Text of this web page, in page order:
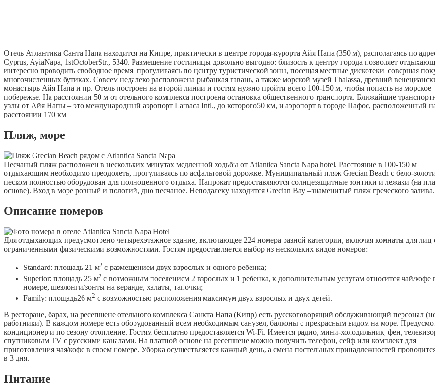
Отель Атлантика Санта Напа находится на Кипре, практически в центре города-курорта Айя Напа (350 м), располагаясь по
Cyprus, AyiaNapa, 1stOctoberStr., 5340. Размещение гостиницы довольно выгодно: близость к центру города позволяет
интересно проводить свободное время, прогуливаясь по центру туристической зоны, посещая местные дискотеки, совершая
многочисленных бутиках. Совсем недалеко расположена рыбацкая гавань, а также морской музей Thalassa, древний
монастырь Айя Напа и пр. Отель построен на второй линии и гостям нужно пройти всего 100-150 м, чтобы попасть на морское
побережье. На расстоянии 50 м от отельного комплекса построена остановка общественного транспорта. Ближайшие
узлы от Айя Напы – это международный аэропорт Larnaca Intl., до которого50 км, и аэропорт в городе Пафос, расположенный
расстоянии 170 км.
Пляж, море
Песчаный пляж расположен в нескольких минутах медленной ходьбы от Atlantica Sancta Napa hotel. Расстояние в 100-150 м
отдыхающим необходимо преодолеть, прогуливаясь по асфальтовой дорожке. Муниципальный пляж Grecian Beach с бело-
песком полностью оборудован для полноценного отдыха. Напрокат предоставляются солнцезащитные зонтики и лежаки (на
основе). Вход в море ровный и пологий, дно песчаное. Неподалеку находится Grecian Bay –знаменитый пляж греческого залива.
Описание номеров
Для отдыхающих предусмотрено четырехэтажное здание, включающее 224 номера разной категории, включая комнаты для лиц
ограниченными физическими возможностями. Гостям предоставляется выбор из нескольких видов номеров:
Standard: площадь 21 м2 с размещением двух взрослых и одного ребенка;
Superior: площадь 25 м2 с возможным поселением 2 взрослых и 1 ребенка, к дополнительным услугам относится чай/кофе
номере, шезлонги/зонты на веранде, халаты, тапочки;
Family: площадь26 м2 с возможностью расположения максимум двух взрослых и двух детей.
В ресторане, барах, на ресепшене отельного комплекса Санкта Напа (Кипр) есть русскоговорящий обслуживающий персонал
работники). В каждом номере есть оборудованный всем необходимым санузел, балконы с прекрасным видом на море.
кондиционер и по сезону отопление. Гостям бесплатно предоставляется Wi-Fi. Имеется радио, мини-холодильник, фен,
спутниковым TV с русскими каналами. На платной основе на ресепшене можно получить телефон, сейф или комплект для
приготовления чая/кофе в своем номере. Уборка осуществляется каждый день, а смена постельных принадлежностей
в 3 дня.
Питание